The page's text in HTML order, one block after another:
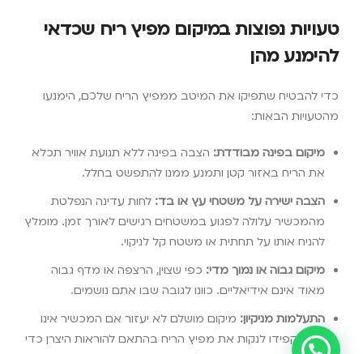
טעויות נפוצות במיקום מפיץ ריח שכדאי
להימנע מהן
כדי להבטיח שתפיקו את המיטב ממפיץ הריח שלכם, הימנעו
מהטעויות הבאות:
מיקום בפינה מבודדת: הצבה בפינה ללא תנועת אוויר תכלא
את הריח באזור קטן ותמנע ממנו להתפשט בחלל.
הצבה ישירה על משטחי עץ או בד: לחות עדינה הנפלטת
מהמכשיר עלולה לפגוע במשטחים רגישים לאורך זמן. מומלץ
להניח אותו על תחתית או משטח קל לניקוי.
מיקום גבוה או נמוך מדי: כפי שצוין, הרצפה או מדף גבוה
מאוד אינם אידיאליים. כוונו לגובה שבו אתם נושמים.
התעלמות מניקיון: מיקום מושלם לא יעזור אם המכשיר אינו
נקי. הקפידו לנקות את מפיץ הריח בהתאם להוראות היצרן כדי